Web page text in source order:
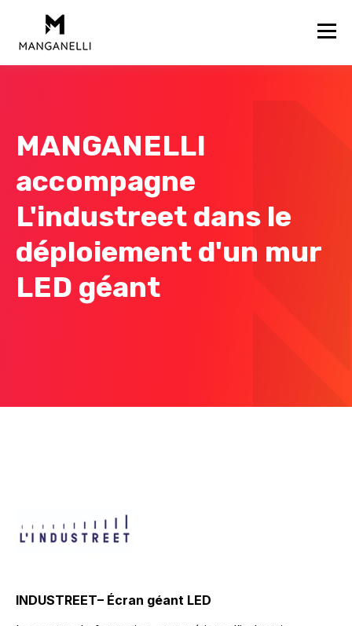
MANGANELLI
accompagne
L'industreet dans le
déploiement d'un mur
LED géant
INDUSTREET– Écran géant LED